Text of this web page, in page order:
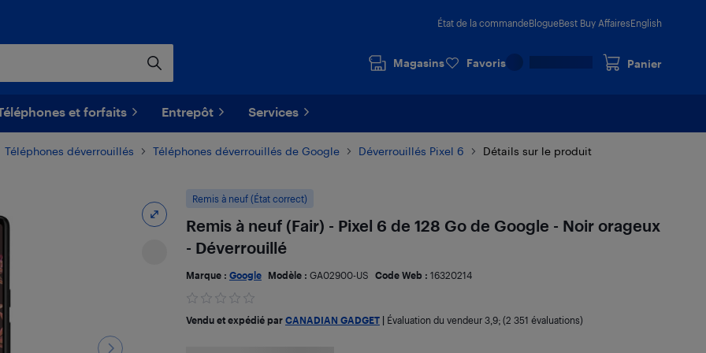
État de la commandeBlogueBest Buy AffairesEnglish
Magasins Favoris Panier
et forfaits Entrepôt Services
Téléphones déverrouillés Téléphones déverrouillés de Google Déverrouillés Pixel 6 Détails sur le produit
Remis à neuf (État correct)
Remis à neuf (Fair) - Pixel 6 de 128 Go de Google - Noir orageux
- Déverrouillé
Marque : Google Modèle : GA02900-US Code Web : 16320214
Vendu et expédié par CANADIAN GADGET| Évaluation du vendeur 3,9; (2 351 évaluations)